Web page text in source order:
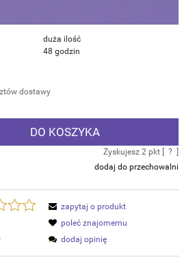
duża ilość
48 godzin
dostawy
DO KOSZYKA
Zyskujesz 2 pkt [ ?
dodaj do przechowalni
zapytaj o produkt
poleć znajomemu
dodaj opinię